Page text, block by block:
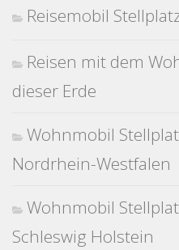
Reisemobil
Reisen mit dem
dieser Erde
Wohnmobil
Nordrhein-Westfalen
Wohnmobil
Schleswig Holstein